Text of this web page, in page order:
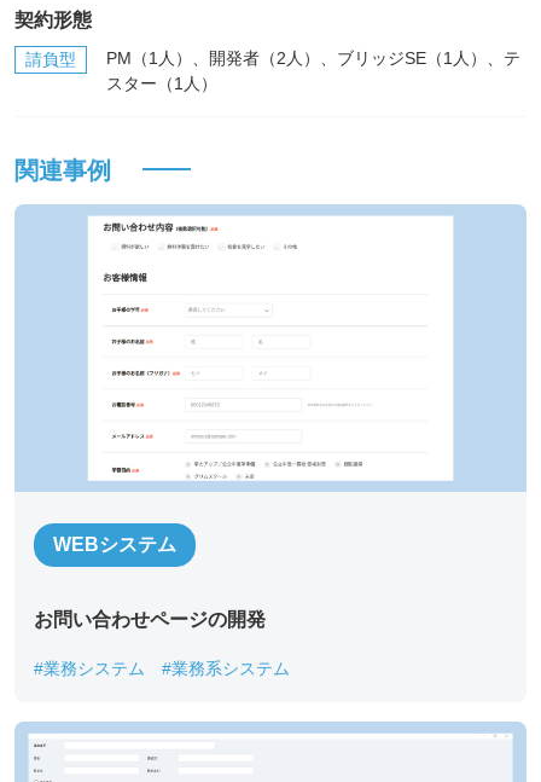
お名前
契約形態
請負型
PM（1人）、開発者（2人）、ブリッジSE（1人）、テ
スター（1人）
関連事例
WEBシステム
お問い合わせページの開発​
#業務システム #業務系システム